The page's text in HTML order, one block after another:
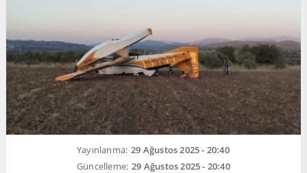
Yayınlanma: 29 Ağustos 2025 - 20:40
Güncelleme: 29 Ağustos 2025 - 20:40